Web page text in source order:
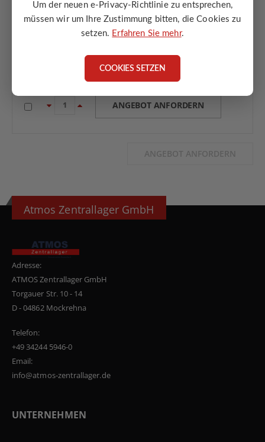
Um der neuen e-Privacy-Richtlinie zu entsprechen,
müssen wir um Ihre Zustimmung bitten, die Cookies zu
setzen. Erfahren Sie mehr.
COOKIES SETZEN
einwandiges Rohrelement für PrimaPlus System
Ø130 mm
Nutzlänge ca. 950 mm
ideal für größere Längen im Schornstein
ANGEBOT ANFORDERN
ANGEBOT ANFORDERN
Atmos Zentrallager GmbH
Adresse:
ATMOS Zentrallager GmbH
Torgauer Str. 10 - 14
D - 04862 Mockrehna
Telefon:
+49 34244 5946-0
Email:
info@atmos-zentrallager.de
UNTERNEHMEN